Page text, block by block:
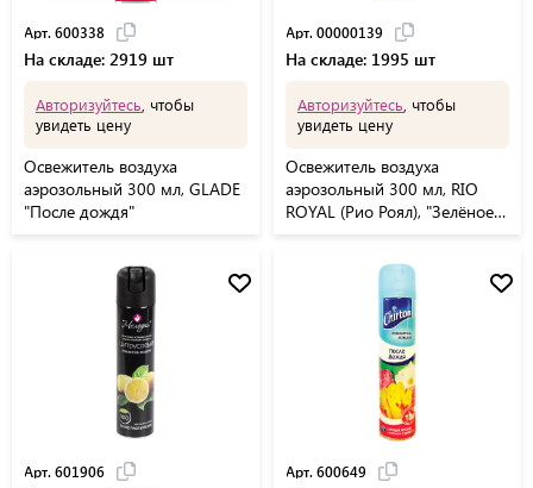
Арт. 600338
На складе: 2919 шт
Авторизуйтесь , чтобы
увидеть цену
Освежитель воздуха
аэрозольный 300 мл, GLADE
"После дождя"
Арт. 00000139
На складе: 1995 шт
Авторизуйтесь , чтобы
увидеть цену
Освежитель воздуха
аэрозольный 300 мл, RIO
ROYAL (Рио Роял), "Зелёное
Арт. 601906 Арт. 600649